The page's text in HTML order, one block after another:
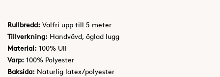
Rullbredd: Valfri upp till 5 meter
Tillverkning: Handvävd, öglad lugg
Material: 100% Ull
Varp: 100% Polyester
Baksida: Naturlig latex/polyester